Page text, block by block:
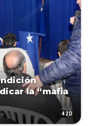
la “mafia
42D